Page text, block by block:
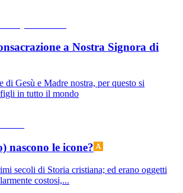
a Nostra Signora di
di Gesù e Madre nostra, per questo si
in tutto il mondo
nascono le icone?
secoli di Storia cristiana; ed erano oggetti
costosi,...